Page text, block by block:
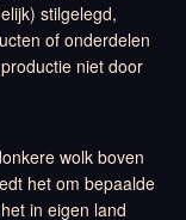
stilgelegd,
of onderdelen
niet door
wolk boven
het om bepaalde
in eigen land